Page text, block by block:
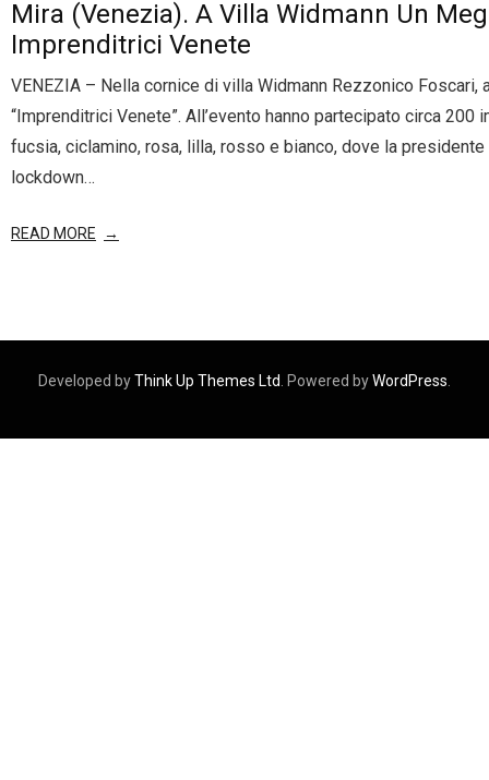
- Entra nel Circuito
Contatti
Mira (Venezia). A Villa Widmann Un
Imprenditrici Venete
VENEZIA – Nella cornice di villa Widmann Rezzonico Foscari,
“Imprenditrici Venete”. All’evento hanno partecipato circa
fucsia, ciclamino, rosa, lilla, rosso e bianco, dove la
lockdown…
READ MORE
Developed byThink Up Themes Ltd . Powered byWordPress